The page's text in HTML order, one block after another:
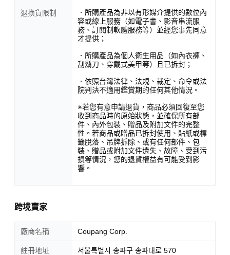
退換貨限制
．所購產品為非以有形媒介提供的數位內
容或線上服務（如電子書、影音串流服
務、訂閱制軟體服務等）並經您事先同意
才提供；
．所購產品為個人衛生用品（如內衣褲、
刮鬍刀、穿戴式美甲等）且已拆封；
．依照台灣法律、法規、裁定、命令或法
院判決不適用鑑賞期的任何其他情況。
※若您有意申請退貨，商品必須回復至您
收到商品時的原始狀態，並確保所有部
件、內外包裝、贈品及附加文件的完整
性。若商品或贈品已拆封使用、貼紙或標
籤脫落、吊牌拆除、或有任何部件、包
裝、贈品或附加文件遺失、故障、受到污
損等情況，您的退貨權益有可能受到影
響。
跨境賣家
廠商名稱 Coupang Corp.
註冊地址 서울특별시 송파구 송파대로 570